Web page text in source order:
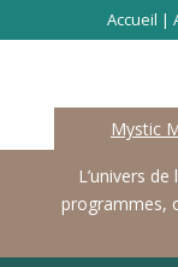
Accueil |
Mystic
L’univers
programmes,